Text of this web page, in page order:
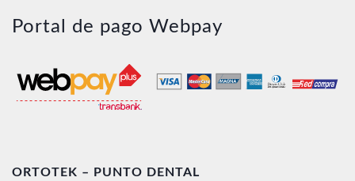
Portal de pago Webpay
ORTOTEK – PUNTO DENTAL